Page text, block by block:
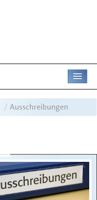
/ Ausschreibungen